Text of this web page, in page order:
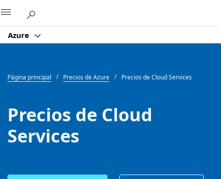
Azure
Página principal Precios de Azure Precios de Cloud Services
Precios de Cloud
Services